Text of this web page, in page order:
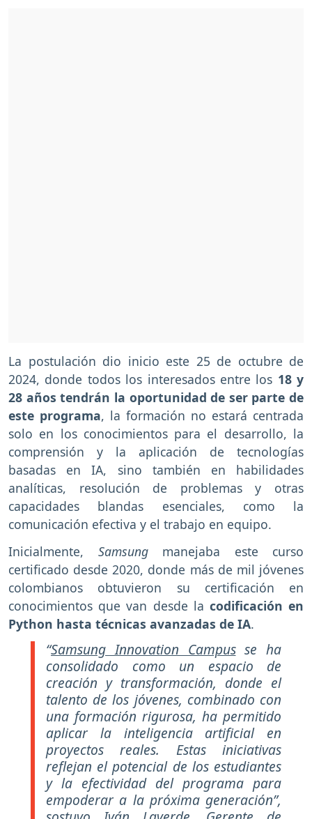
La postulación dio inicio este 25 de octubre de
2024, donde todos los interesados entre los 18 y
28 años tendrán la oportunidad de ser parte de
este programa, la formación no estará centrada
solo en los conocimientos para el desarrollo, la
comprensión y la aplicación de tecnologías
basadas en IA, sino también en habilidades
analíticas, resolución de problemas y otras
capacidades blandas esenciales, como la
comunicación efectiva y el trabajo en equipo.
Inicialmente, Samsung manejaba este curso
certificado desde 2020, donde más de mil jóvenes
colombianos obtuvieron su certificación en
conocimientos que van desde la codificación en
Python hasta técnicas avanzadas de IA.
“Samsung Innovation Campusse ha
consolidado como un espacio de
creación y transformación, donde el
talento de los jóvenes, combinado con
una formación rigurosa, ha permitido
aplicar la inteligencia artificial en
proyectos reales. Estas iniciativas
reflejan el potencial de los estudiantes
y la efectividad del programa para
empoderar a la próxima generación”,